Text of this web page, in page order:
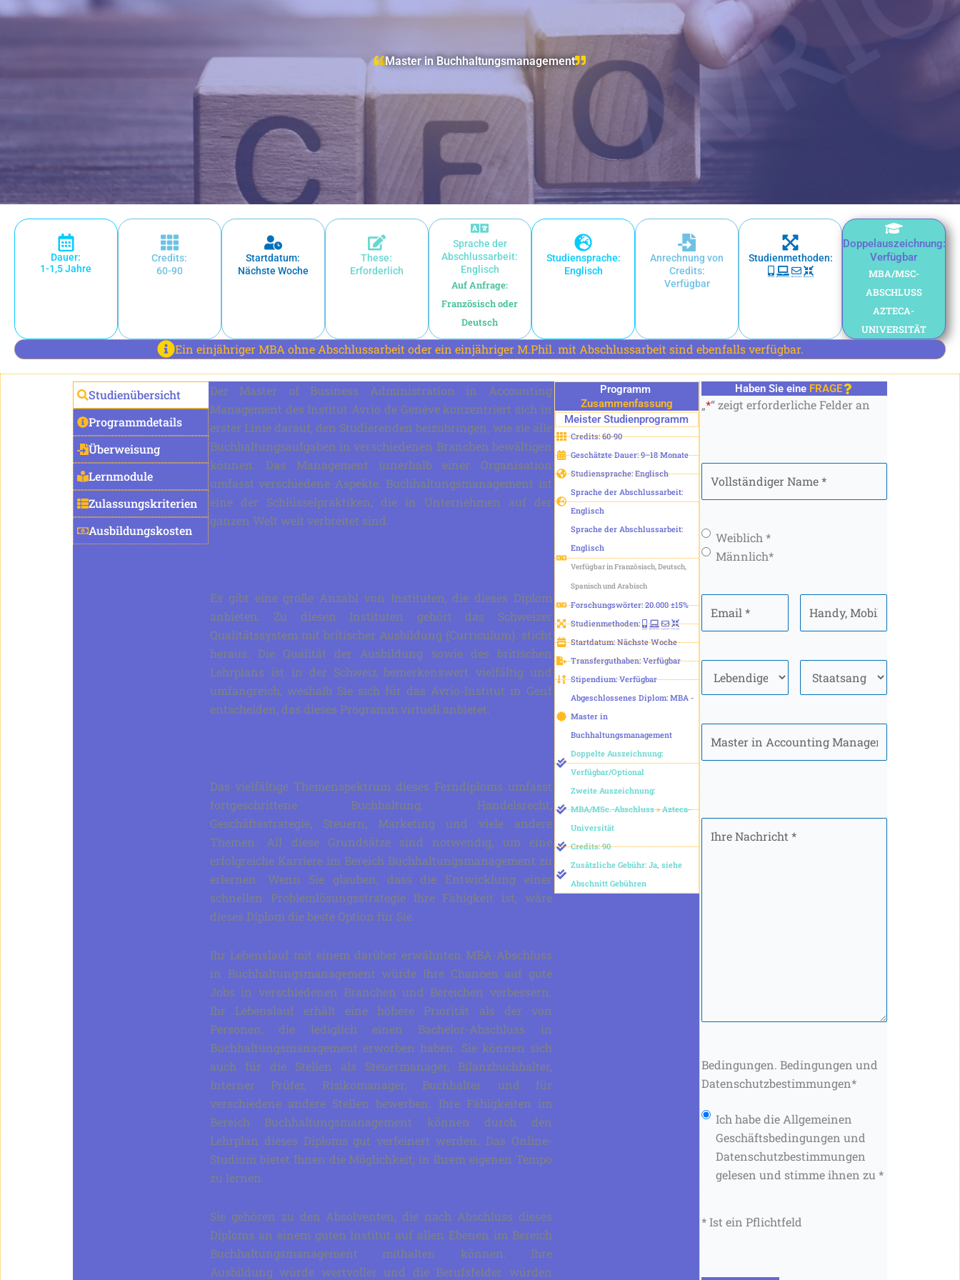
Master in Buchhaltungsmanagement
Dauer:
1-1,5 Jahre
Credits:
60-90
Startdatum:
Nächste Woche
These:
Erforderlich
Sprache der
Abschlussarbeit:
Englisch
Auf Anfrage:
Französisch oder
Deutsch
Studiensprache:
Englisch
Anrechnung von
Credits:
Verfügbar
Studienmethoden:
Doppelauszeichnung:
Verfügbar
MBA/MSC-
ABSCHLUSS
AZTECA-
UNIVERSITÄT
Ein einjähriger MBA ohne Abschlussarbeit oder ein einjähriger M.Phil. mit Abschlussarbeit sind ebenfalls verfügbar.
Studienübersicht
Programmdetails
Überweisung
Lernmodule
Zulassungskriterien
Ausbildungskosten
Der Master of Business Administration in Accounting
Management des Institut Avrio de Genève konzentriert sich in
erster Linie darauf, den Studierenden beizubringen, wie sie alle
Buchhaltungsaufgaben in verschiedenen Branchen bewältigen
können. Das Management innerhalb einer Organisation
umfasst verschiedene Aspekte. Buchhaltungsmanagement ist
eine der Schlüsselpraktiken, die in Unternehmen auf der
ganzen Welt weit verbreitet sind.
Es gibt eine große Anzahl von Instituten, die dieses Diplom
anbieten. Zu diesen Instituten gehört das Schweizer
Qualitätssystem mit britischer Ausbildung (Curriculum). sticht
heraus. Die Qualität der Ausbildung sowie des britischen
Lehrplans ist in der Schweiz bemerkenswert vielfältig und
umfangreich, weshalb Sie sich für das Avrio-Institut in Genf
entscheiden, das dieses Programm virtuell anbietet.
Das vielfältige Themenspektrum dieses Ferndiploms umfasst
fortgeschrittene Buchhaltung, Handelsrecht,
Geschäftsstrategie, Steuern, Marketing und viele andere
Themen. All diese Grundsätze sind notwendig, um eine
erfolgreiche Karriere im Bereich Buchhaltungsmanagement zu
erlernen. Wenn Sie glauben, dass die Entwicklung einer
schnellen Problemlösungsstrategie Ihre Fähigkeit ist, wäre
dieses Diplom die beste Option für Sie.
Ihr Lebenslauf mit einem darüber erwähnten MBA-Abschluss
in Buchhaltungsmanagement würde Ihre Chancen auf gute
Jobs in verschiedenen Branchen und Bereichen verbessern.
Ihr Lebenslauf erhält eine höhere Priorität als der von
Personen, die lediglich einen Bachelor-Abschluss in
Buchhaltungsmanagement erworben haben. Sie können sich
auch für die Stellen als Steuermanager, Bilanzbuchhalter,
Interner Prüfer, Risikomanager, Buchhalter und für
verschiedene andere Stellen bewerben. Ihre Fähigkeiten im
Bereich Buchhaltungsmanagement können durch den
Lehrplan dieses Diploms gut verfeinert werden. Das Online-
Studium bietet Ihnen die Möglichkeit, in Ihrem eigenen Tempo
zu lernen.
Sie gehören zu den Absolventen, die nach Abschluss dieses
Diploms an einem guten Institut auf allen Ebenen im Bereich
Buchhaltungsmanagement mithalten können. Ihre
Ausbildung würde wertvoller und die Berufsfelder würden
Programm
Zusammenfassung
Meister Studienprogramm
Credits: 60-90
Geschätzte Dauer: 9–18 Monate
Studiensprache: Englisch
Sprache der Abschlussarbeit:
Englisch
Sprache der Abschlussarbeit:
Englisch
Verfügbar in Französisch, Deutsch,
Spanisch und Arabisch
Forschungswörter: 20.000 ±15%
Studienmethoden:
Startdatum: Nächste Woche
Transferguthaben: Verfügbar
Stipendium: Verfügbar
Abgeschlossenes Diplom: MBA -
Master in
Buchhaltungsmanagement
Doppelte Auszeichnung:
Verfügbar/Optional
Zweite Auszeichnung:
MBA/MSc.-Abschluss»Azteca-
Universität
Credits: 90
Zusätzliche Gebühr: Ja, siehe
Abschnitt Gebühren
Haben Sie eine FRAGE
„*“ zeigt erforderliche Felder an
Name*
Geschlecht*
Weiblich *
Männlich*
Mobiltelefon*
Nachricht*
Bedingungen. Bedingungen und
Datenschutzbestimmungen*
Ich habe die Allgemeinen
Geschäftsbedingungen und
Datenschutzbestimmungen
gelesen und stimme ihnen zu *
* Ist ein Pflichtfeld